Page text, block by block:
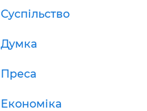
Суспільство
Думка
Преса
Економіка